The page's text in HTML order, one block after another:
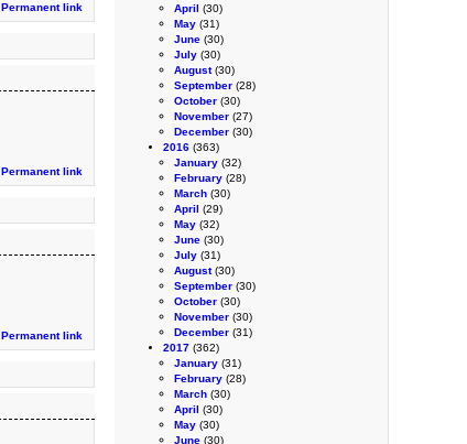
April (30)
May (31)
June (30)
July (30)
August(30)
September (28)
October (30)
November (27)
December (30)
2016 (363)
January (32)
February (28)
March (30)
April (29)
May (32)
June (30)
July (31)
August(30)
September (30)
October (30)
November (30)
December (31)
2017 (362)
January (31)
February (28)
March (30)
April (30)
May (30)
June (30)
Permanent link
Permanent link
Permanent link